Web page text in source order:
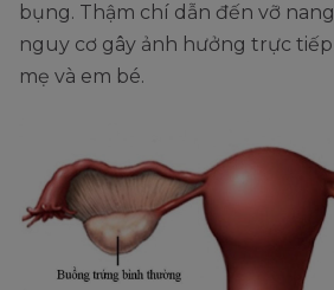
bụng. Thậm chí dẫn đến vỡ
nguy cơ gây ảnh hưởng trực
mẹ và em bé.